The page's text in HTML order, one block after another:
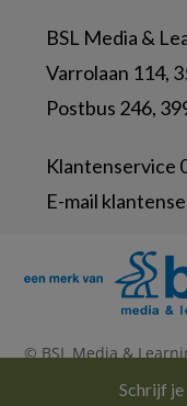
BSL Media &
Varrolaan 114,
Postbus 246,
Klantenservice
E-mail
© BSL Media &
Schrijf